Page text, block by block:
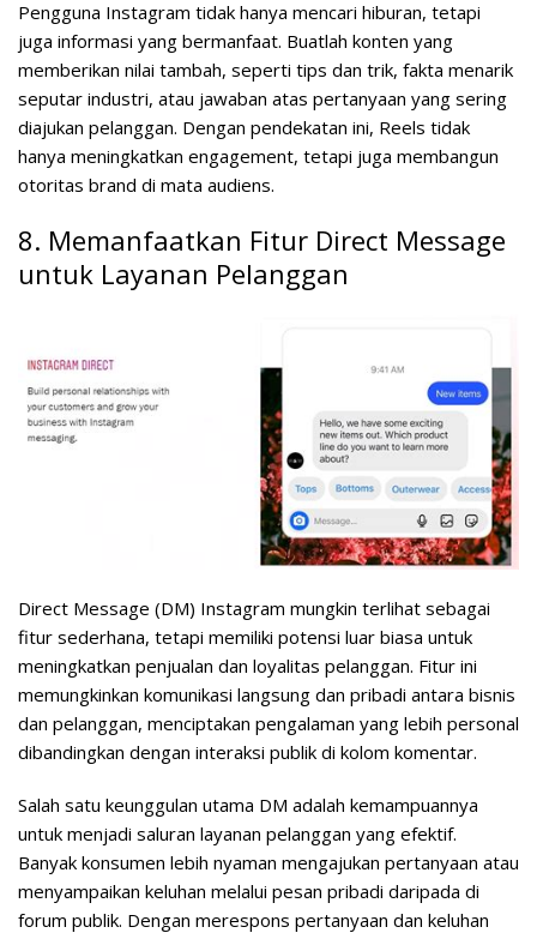
Pengguna Instagram tidak hanya mencari hiburan, tetapi
juga informasi yang bermanfaat. Buatlah konten yang
memberikan nilai tambah, seperti tips dan trik, fakta menarik
seputar industri, atau jawaban atas pertanyaan yang sering
diajukan pelanggan. Dengan pendekatan ini, Reels tidak
hanya meningkatkan engagement, tetapi juga membangun
otoritas brand di mata audiens.
8. Memanfaatkan Fitur Direct Message
untuk Layanan Pelanggan
Direct Message (DM) Instagram mungkin terlihat sebagai
fitur sederhana, tetapi memiliki potensi luar biasa untuk
meningkatkan penjualan dan loyalitas pelanggan. Fitur ini
memungkinkan komunikasi langsung dan pribadi antara bisnis
dan pelanggan, menciptakan pengalaman yang lebih personal
dibandingkan dengan interaksi publik di kolom komentar.
Salah satu keunggulan utama DM adalah kemampuannya
untuk menjadi saluran layanan pelanggan yang efektif.
Banyak konsumen lebih nyaman mengajukan pertanyaan atau
menyampaikan keluhan melalui pesan pribadi daripada di
forum publik. Dengan merespons pertanyaan dan keluhan